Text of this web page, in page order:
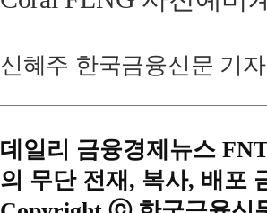
신혜주 한국금융신문 기자
데일리 금융경제뉴스
의 무단 전재, 복사, 배포